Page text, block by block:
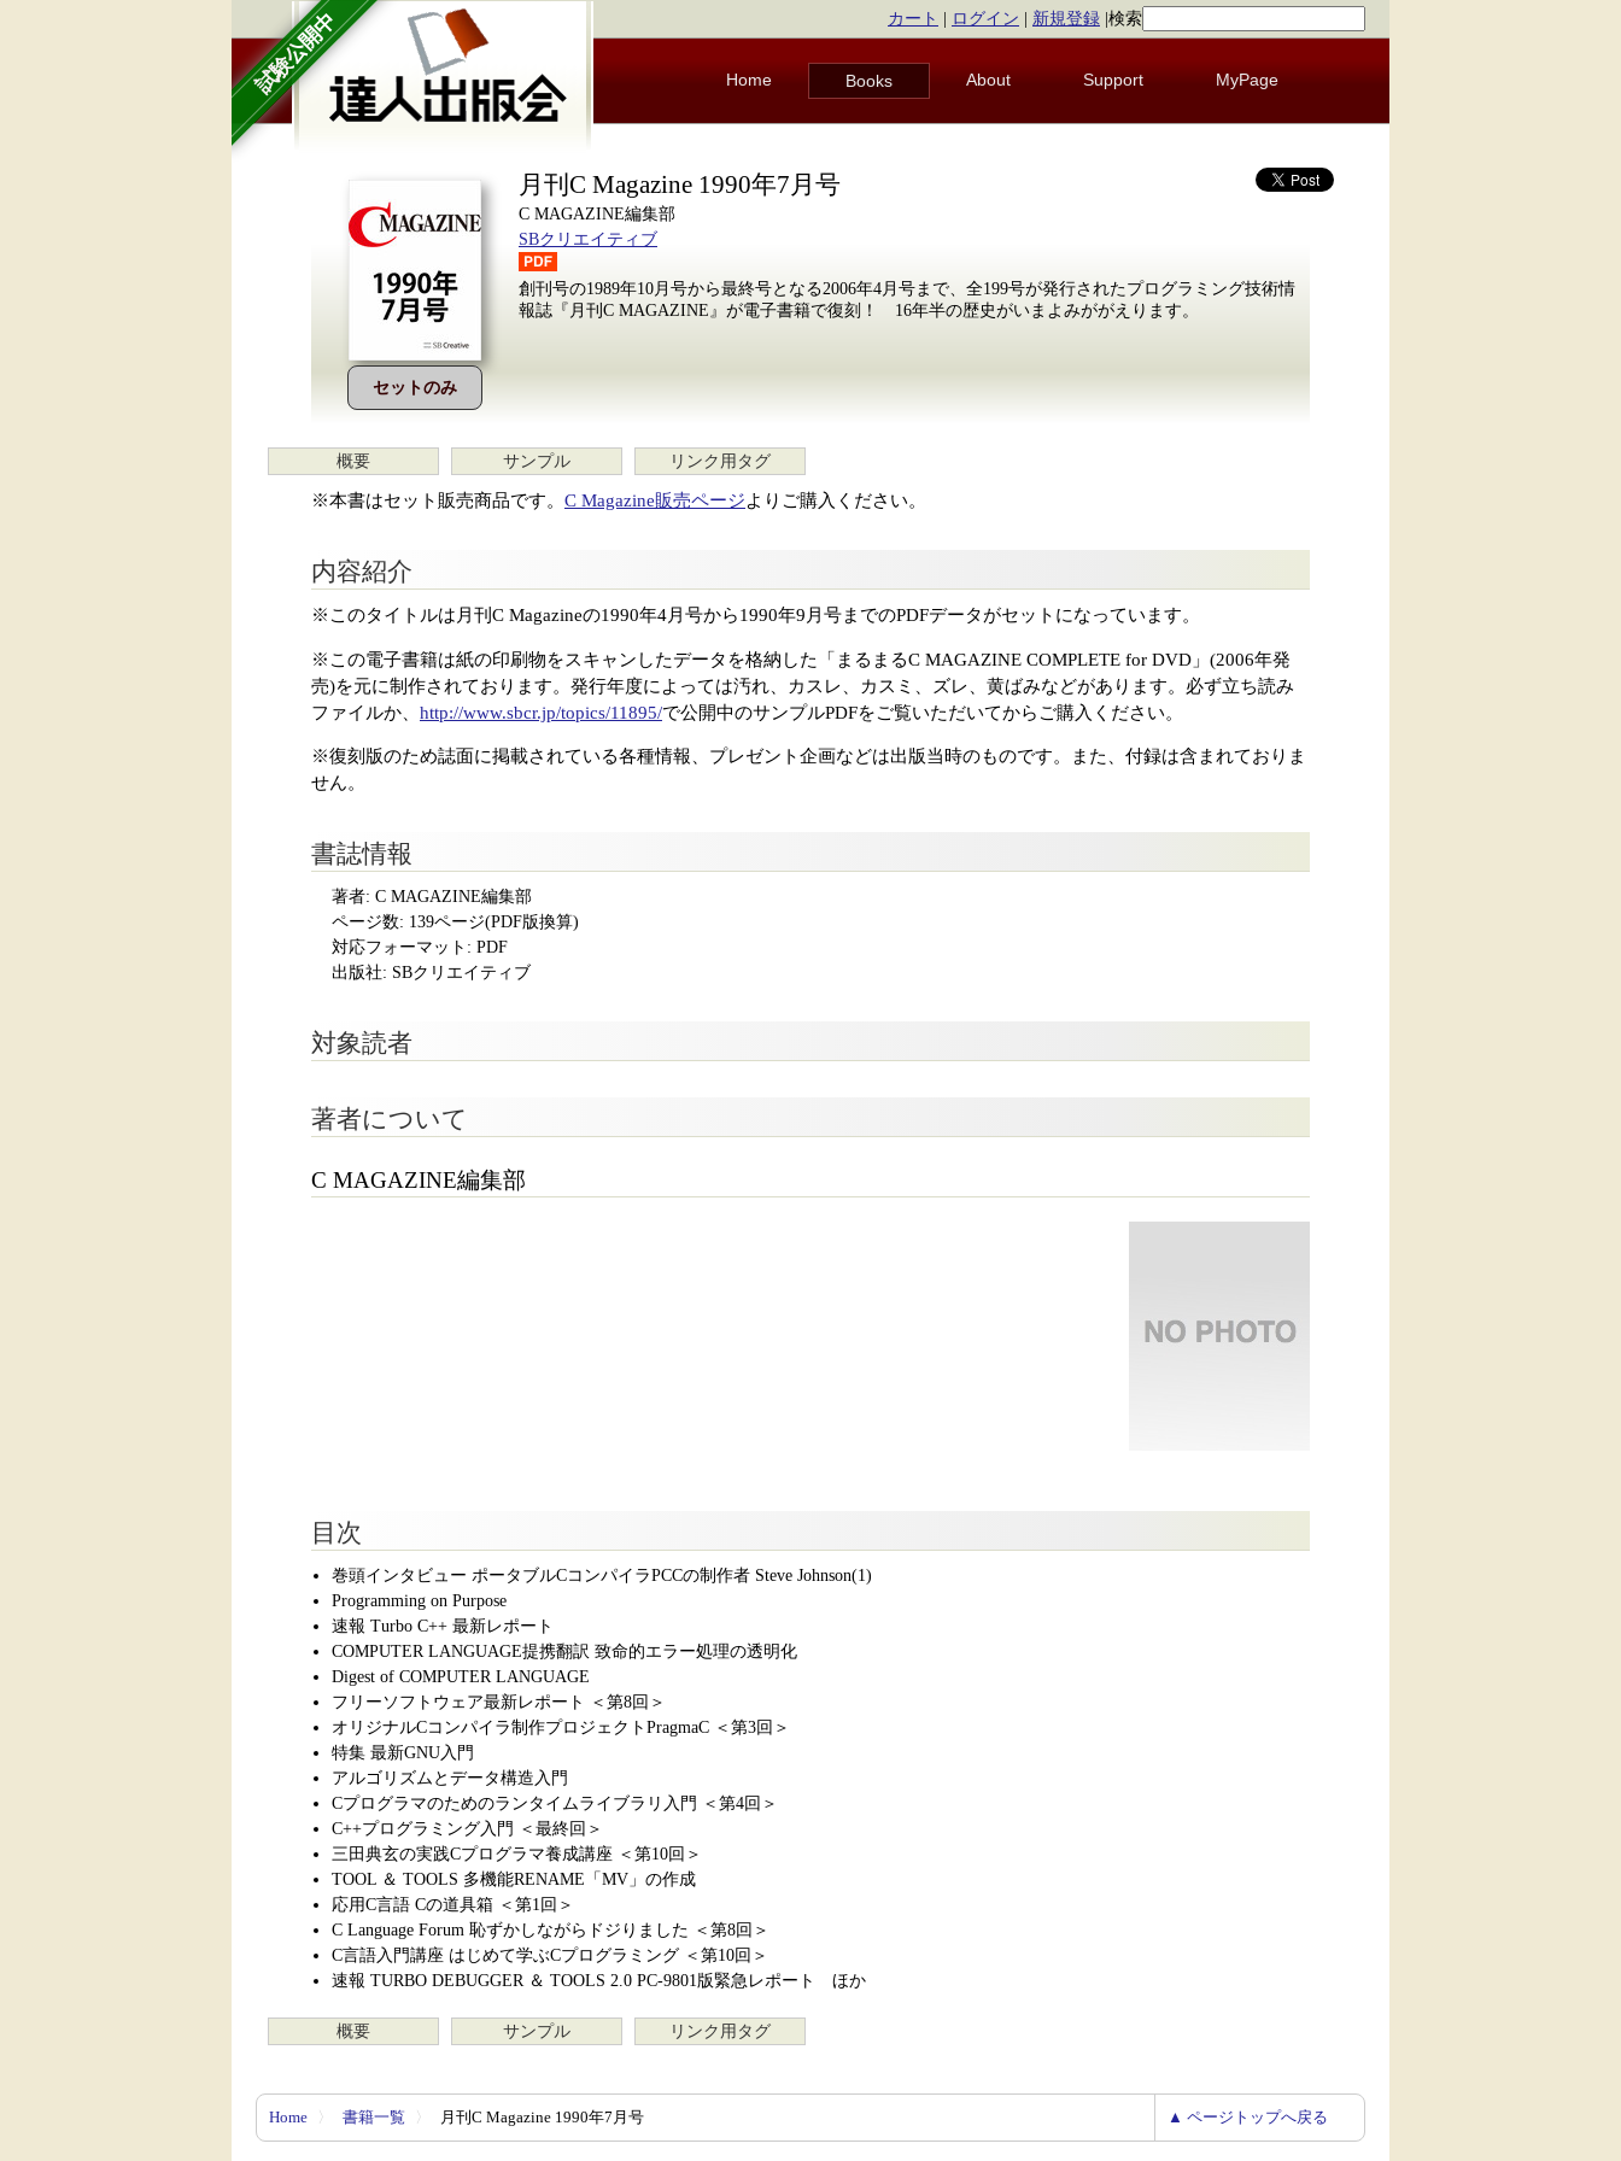
試験公開中 カート ログイン 新規登録 検索
Home Books About Support MyPage
セットのみ
月刊C Magazine 1990年7月号
C MAGAZINE編集部
SBクリエイティブ
創刊号の1989年10月号から最終号となる2006年4月号まで、全199号が発行されたプログラミング技術情
報誌『月刊C MAGAZINE』が電子書籍で復刻！ 16年半の歴史がいまよみががえります。
概要 サンプル リンク用タグ
※本書はセット販売商品です。 C Magazine販売ページよりご購入ください。
内容紹介
※このタイトルは月刊C Magazineの1990年4月号から1990年9月号までのPDFデータがセットになっています。
※この電子書籍は紙の印刷物をスキャンしたデータを格納した「まるまるC MAGAZINE COMPLETE for DVD」(2006年発
売)を元に制作されております。発行年度によっては汚れ、カスレ、カスミ、ズレ、黄ばみなどがあります。必ず立ち読み
ファイルか、 http://www.sbcr.jp/topics/11895/で公開中のサンプルPDFをご覧いただいてからご購入ください。
※復刻版のため誌面に掲載されている各種情報、プレゼント企画などは出版当時のものです。また、付録は含まれておりま
せん。
書誌情報
著者: C MAGAZINE編集部
ページ数: 139ページ(PDF版換算)
対応フォーマット: PDF
出版社: SBクリエイティブ
対象読者
著者について
C MAGAZINE編集部
目次
巻頭インタビュー ポータブルCコンパイラPCCの制作者 Steve Johnson(1)
Programming on Purpose
速報 Turbo C++ 最新レポート
COMPUTER LANGUAGE提携翻訳 致命的エラー処理の透明化
Digest of COMPUTER LANGUAGE
フリーソフトウェア最新レポート ＜第8回＞
オリジナルCコンパイラ制作プロジェクトPragmaC ＜第3回＞
特集 最新GNU入門
アルゴリズムとデータ構造入門
Cプログラマのためのランタイムライブラリ入門 ＜第4回＞
C++プログラミング入門 ＜最終回＞
三田典玄の実践Cプログラマ養成講座 ＜第10回＞
TOOL ＆ TOOLS 多機能RENAME「MV」の作成
応用C言語 Cの道具箱 ＜第1回＞
C Language Forum 恥ずかしながらドジりました ＜第8回＞
C言語入門講座 はじめて学ぶCプログラミング ＜第10回＞
速報 TURBO DEBUGGER ＆ TOOLS 2.0 PC-9801版緊急レポート ほか
概要 サンプル リンク用タグ
Home 〉 書籍一覧 〉 月刊C Magazine 1990年7月号 ▲ ページトップへ戻る